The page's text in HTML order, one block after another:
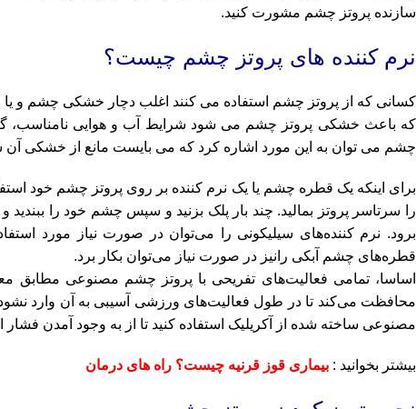
سازنده پروتز چشم مشورت کنید.
نرم کننده های پروتز چشم چیست؟
کسانی که از پروتز چشم استفاده می کنند اغلب دچار خشکی چشم و
که باعث خشکی پروتز چشم می شود شرایط آب و هوایی نامناسب، گرد
چشم می توان به این مورد اشاره کرد که می بایست مانع از خشکی آن
برای اینکه یک قطره چشم یا یک نرم کننده بر روی پروتز چشم خود
را سرتاسر پروتز بمالید. چند بار پلک بزنید و سپس چشم خود را
برود. نرم کننده‌های سیلیکونی را می‌توان در صورت نیاز مورد
قطره‌های چشم آبکی رانیز در صورت نیاز می‌توان بکار برد.
اساسا، تمامی فعالیت‌های تفریحی با پروتز چشم مصنوعی
محافظت می‌کند تا در طول فعالیت‌های ورزشی آسیبی به آن وارد
مصنوعی ساخته شده از آکریلیک استفاده کنید تا از به وجود آمدن فشار
بیشتر بخوانید : بیماری قوز قرنیه چیست؟ راه های درمان